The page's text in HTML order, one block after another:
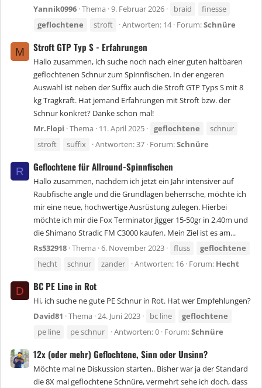
Yannik0996 Thema 9. Februar 2026 braid
finesse
geflochtene
stroft Antworten: 14 Forum:Schnüre
M Stroft GTP Typ S - Erfahrungen
Hallo zusammen, ich suche noch nach einer guten haltbaren
geflochtenen Schnur zum Spinnfischen. In der engeren
Auswahl ist neben der Suffix auch die Stroft GTP Typs S mit 8
kg Tragkraft. Hat jemand Erfahrungen mit Stroft bzw. der
Schnur konkret? Danke schon mal!
Mr.Flopi Thema 11. April 2025 geflochtene
schnur
stroft
suffix Antworten: 37 Forum:Schnüre
R Geflochtene für Allround-Spinnfischen
Hallo zusammen, nachdem ich jetzt ein Jahr intensiver auf
Raubfische angle und die Grundlagen beherrsche, möchte ich
mir eine neue, hochwertige Ausrüstung zulegen. Hierbei
möchte ich mir die Fox Terminator Jigger 15-50gr in 2,40m und
die Shimano Stradic FM C3000 kaufen. Mein Ziel ist es am...
Rs532918 Thema 6. November 2023 fluss
geflochtene
hecht
schnur zander Antworten: 16 Forum: Hecht
D BC PE Line in Rot
Hi, ich suche ne gute PE Schnur in Rot. Hat wer Empfehlungen?
David81 Thema 24. Juni 2023 bc line
geflochtene
pe line
pe schnur Antworten: 0 Forum:Schnüre
12x (oder mehr) Geflochtene, Sinn oder Unsinn?
Möchte mal ne Diskussion starten.. Bisher war ja der Standard
die 8X mal geflochtene Schnüre, vermehrt sehe ich doch, dass